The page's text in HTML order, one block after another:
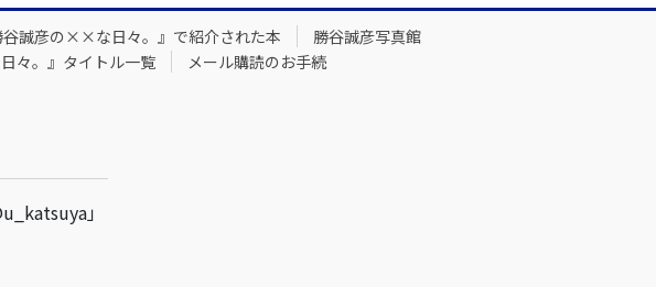
谷誠彦の××な日々。』で紹介された本
勝谷誠彦写真館
々。』タイトル一覧
メール購読のお手続
」